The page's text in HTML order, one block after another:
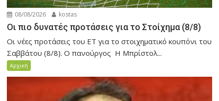
08/08/2026 kostas
Οι πιο δυνατές προτάσεις για το Στοίχημα (8/8)
Οι νέες προτάσεις του ET για το στοιχηματικό κουπόνι του
Σαββάτου (8/8). Ο πανούργος Η Μπρίστολ...
Αρχική